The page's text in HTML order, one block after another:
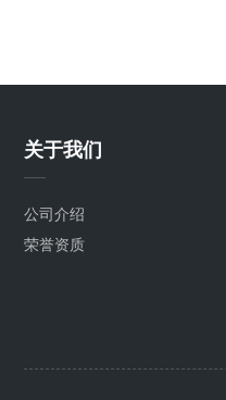
关于我们
公司介绍
荣誉资质